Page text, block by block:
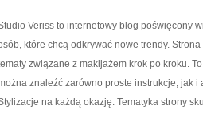
Veriss to internetowy blog poświęcony
które chcą odkrywać nowe trendy.
związane z makijażem krok po kroku.
znaleźć zarówno proste instrukcje, jak
na każdą okazję. Tematyka strony